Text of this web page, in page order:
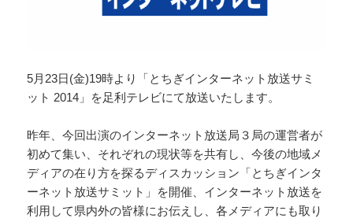
5月23日(金)19時より「とちぎインターネット放送サミ
ット 2014」を足利テレビにて放送いたします。
昨年、今回出演のインターネット放送局３局の運営者が
初めて集い、それぞれの現状等を共有し、今後の地域メ
ディアの在り方を探るディスカッション「とちぎインタ
ーネット放送サミット」を開催、インターネット放送を
利用して県内外の皆様にお伝えし、各メディアにも取り